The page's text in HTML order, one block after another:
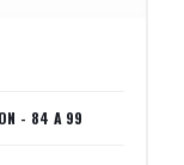
- 84 A 99